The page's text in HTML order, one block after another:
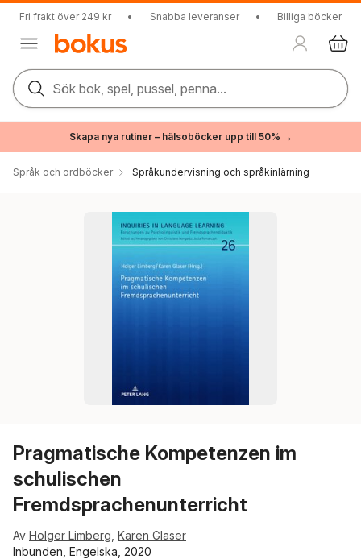
Fri frakt över 249 kr • Snabba leveranser • Billiga böcker
Sök bok, spel, pussel, penna...
Skapa nya rutiner – hälsoböcker upp till 50% →
Språk och ordböcker Språkundervisning och språkinlärning
Pragmatische Kompetenzen im
schulischen
Fremdsprachenunterricht
Av Holger Limberg Karen Glaser
Inbunden, Engelska, 2020